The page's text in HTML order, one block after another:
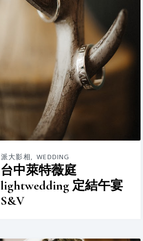
派大影相, WEDDING
台中萊特薇庭
lightwedding 定結午宴
S&V